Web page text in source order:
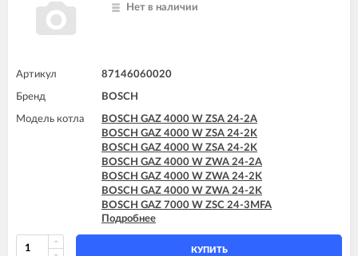
Нет в наличии
Артикул 87146060020
Бренд BOSCH
Модель котла
BOSCH GAZ 4000 W ZSA 24-2A
BOSCH GAZ 4000 W ZSA 24-2K
BOSCH GAZ 4000 W ZSA 24-2K
BOSCH GAZ 4000 W ZWA 24-2A
BOSCH GAZ 4000 W ZWA 24-2K
BOSCH GAZ 4000 W ZWA 24-2K
BOSCH GAZ 7000 W ZSC 24-3MFA
BOSCH GAZ 7000 W ZSC 24-3MFK
BOSCH GAZ 7000 W ZSC 35-3MFA
BOSCH GAZ 7000 W ZWC 24-3MFA
Подробнее
КУПИТЬ